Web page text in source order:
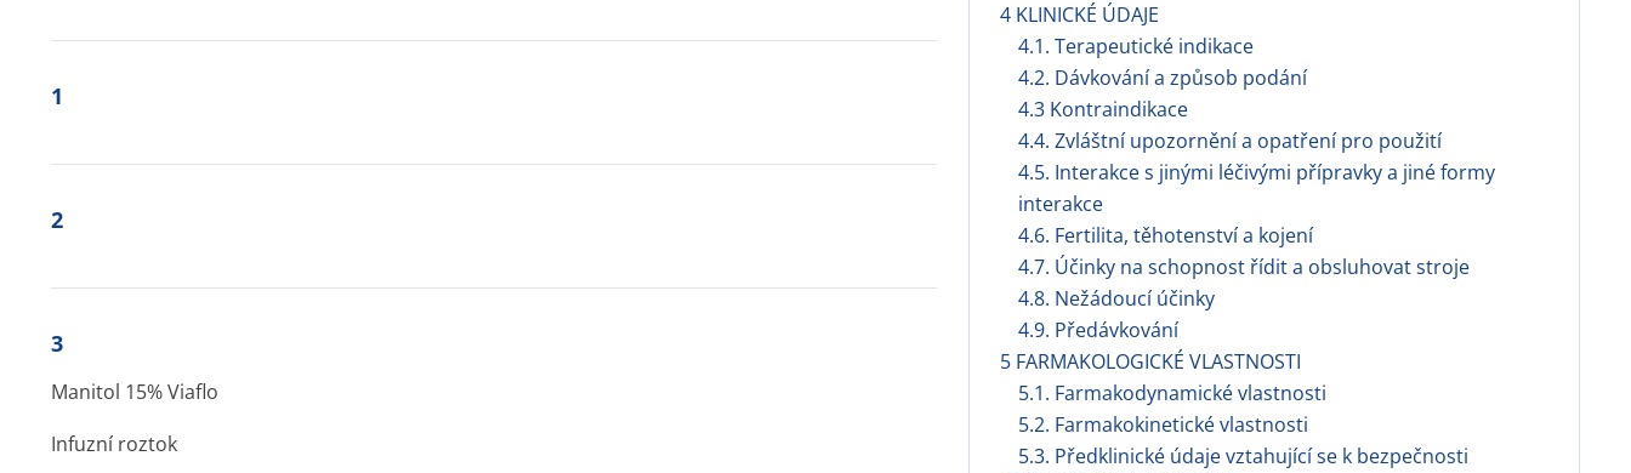
4 KLINICKÉ ÚDAJE
4.1. Terapeutické indikace
4.2. Dávkování a způsob podání
4.3 Kontraindikace
4.4. Zvláštní upozornění a opatření pro použití
4.5. Interakce s jinými léčivými přípravky a jiné formy
interakce
4.6. Fertilita, těhotenství a kojení
4.7. Účinky na schopnost řídit a obsluhovat stroje
4.8. Nežádoucí účinky
4.9. Předávkování
5 FARMAKOLOGICKÉ VLASTNOSTI
5.1. Farmakodynamické vlastnosti
5.2. Farmakokinetické vlastnosti
5.3. Předklinické údaje vztahující se k bezpečnosti
1
2
3
Manitol 15% Viaflo
Infuzní roztok